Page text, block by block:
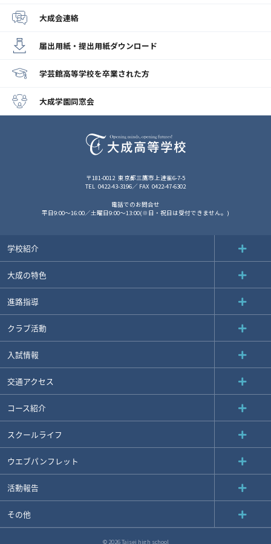
大成会連絡
届出用紙・提出用紙ダウンロード
学芸館高等学校を卒業された方
大成学園同窓会
〒181-0012 東京都三鷹市上連雀6-7-5
TEL 0422-43-3196 FAX 0422-47-6302
電話でのお問合せ
平日9:00～16:00／土曜日9:00～13:00(※日・祝日は受付できません。)
学校紹介
大成の特色
進路指導
クラブ活動
入試情報
交通アクセス
コース紹介
スクールライフ
ウエブパンフレット
活動報告
その他
© 2026 Taisei high school